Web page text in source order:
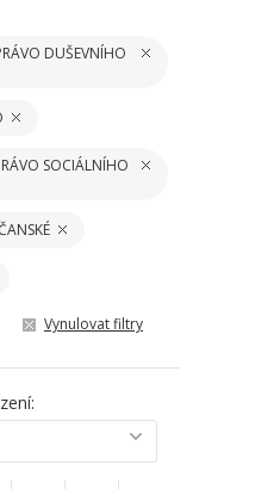
DUŠEVNÍHO
SOCIÁLNÍHO
Vynulovat filtry